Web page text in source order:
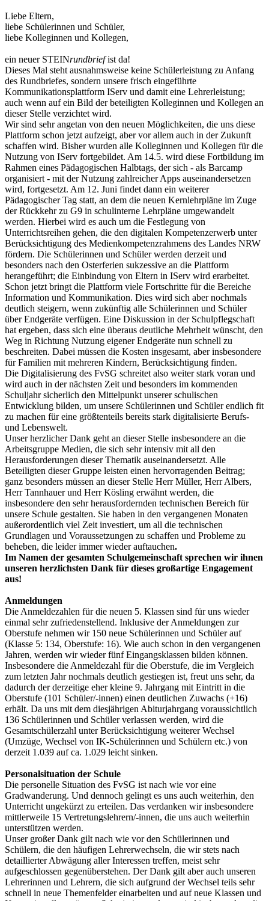
Liebe Eltern,
liebe Schülerinnen und Schüler,
liebe Kolleginnen und Kollegen,
ein neuer STEINrundbriefist da!
Dieses Mal steht ausnahmsweise keine Schülerleistung zu Anfang
des Rundbriefes, sondern unsere frisch eingeführte
Kommunikationsplattform IServ und damit eine Lehrerleistung;
auch wenn auf ein Bild der beteiligten Kolleginnen und Kollegen an
dieser Stelle verzichtet wird.
Wir sind sehr angetan von den neuen Möglichkeiten, die uns diese
Plattform schon jetzt aufzeigt, aber vor allem auch in der Zukunft
schaffen wird. Bisher wurden alle Kolleginnen und Kollegen für die
Nutzung von IServ fortgebildet. Am 14.5. wird diese Fortbildung im
Rahmen eines Pädagogischen Halbtags, der sich - als Barcamp
organisiert - mit der Nutzung zahlreicher Apps auseinandersetzen
wird, fortgesetzt. Am 12. Juni findet dann ein weiterer
Pädagogischer Tag statt, an dem die neuen Kernlehrpläne im Zuge
der Rückkehr zu G9 in schulinterne Lehrpläne umgewandelt
werden. Hierbei wird es auch um die Festlegung von
Unterrichtsreihen gehen, die den digitalen Kompetenzerwerb unter
Berücksichtigung des Medienkompetenzrahmens des Landes NRW
fördern. Die Schülerinnen und Schüler werden derzeit und
besonders nach den Osterferien sukzessive an die Plattform
herangeführt; die Einbindung von Eltern in IServ wird erarbeitet.
Schon jetzt bringt die Plattform viele Fortschritte für die Bereiche
Information und Kommunikation. Dies wird sich aber nochmals
deutlich steigern, wenn zukünftig alle Schülerinnen und Schüler
über Endgeräte verfügen. Eine Diskussion in der Schulpflegschaft
hat ergeben, dass sich eine überaus deutliche Mehrheit wünscht, den
Weg in Richtung Nutzung eigener Endgeräte nun schnell zu
beschreiten. Dabei müssen die Kosten insgesamt, aber insbesondere
für Familien mit mehreren Kindern, Berücksichtigung finden.
Die Digitalisierung des FvSG schreitet also weiter stark voran und
wird auch in der nächsten Zeit und besonders im kommenden
Schuljahr sicherlich den Mittelpunkt unserer schulischen
Entwicklung bilden, um unsere Schülerinnen und Schüler endlich fit
zu machen für eine größtenteils bereits stark digitalisierte Berufs-
und Lebenswelt.
Unser herzlicher Dank geht an dieser Stelle insbesondere an die
Arbeitsgruppe Medien, die sich sehr intensiv mit all den
Herausforderungen dieser Thematik auseinandersetzt. Alle
Beteiligten dieser Gruppe leisten einen hervorragenden Beitrag;
ganz besonders müssen an dieser Stelle Herr Müller, Herr Albers,
Herr Tannhauer und Herr Kösling erwähnt werden, die
insbesondere den sehr herausfordernden technischen Bereich für
unsere Schule gestalten. Sie haben in den vergangenen Monaten
außerordentlich viel Zeit investiert, um all die technischen
Grundlagen und Voraussetzungen zu schaffen und Probleme zu
beheben, die leider immer wieder auftauchen.
Im Namen der gesamten Schulgemeinschaft sprechen wir ihnen
unseren herzlichsten Dank für dieses großartige Engagement
aus!
Anmeldungen
Die Anmeldezahlen für die neuen 5. Klassen sind für uns wieder
einmal sehr zufriedenstellend. Inklusive der Anmeldungen zur
Oberstufe nehmen wir 150 neue Schülerinnen und Schüler auf
(Klasse 5: 134, Oberstufe: 16). Wie auch schon in den vergangenen
Jahren, werden wir wieder fünf Eingangsklassen bilden können.
Insbesondere die Anmeldezahl für die Oberstufe, die im Vergleich
zum letzten Jahr nochmals deutlich gestiegen ist, freut uns sehr, da
dadurch der derzeitige eher kleine 9. Jahrgang mit Eintritt in die
Oberstufe (101 Schüler/-innen) einen deutlichen Zuwachs (+16)
erhält. Da uns mit dem diesjährigen Abiturjahrgang voraussichtlich
136 Schülerinnen und Schüler verlassen werden, wird die
Gesamtschülerzahl unter Berücksichtigung weiterer Wechsel
(Umzüge, Wechsel von IK-Schülerinnen und Schülern etc.) von
derzeit 1.039 auf ca. 1.029 leicht sinken.
Personalsituation der Schule
Die personelle Situation des FvSG ist nach wie vor eine
Gradwanderung. Und dennoch gelingt es uns auch weiterhin, den
Unterricht ungekürzt zu erteilen. Das verdanken wir insbesondere
mittlerweile 15 Vertretungslehrern/-innen, die uns auch weiterhin
unterstützen werden.
Unser großer Dank gilt nach wie vor den Schülerinnen und
Schülern, die den häufigen Lehrerwechseln, die wir stets nach
detaillierter Abwägung aller Interessen treffen, meist sehr
aufgeschlossen gegenüberstehen. Der Dank gilt aber auch unseren
Lehrerinnen und Lehrern, die sich aufgrund der Wechsel teils sehr
schnell in neue Themenfelder einarbeiten und auf neue Klassen und